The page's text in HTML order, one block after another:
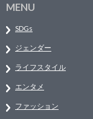
MENU
SDGs
ジェンダー
ライフスタイル
エンタメ
ファッション